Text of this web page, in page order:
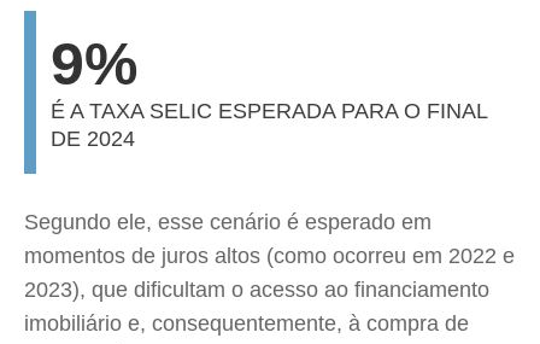
9%
É A TAXA SELIC ESPERADA PARA O FINAL
DE 2024
Segundo ele, esse cenário é esperado em
momentos de juros altos (como ocorreu em 2022 e
2023), que dificultam o acesso ao financiamento
imobiliário e, consequentemente, à compra de